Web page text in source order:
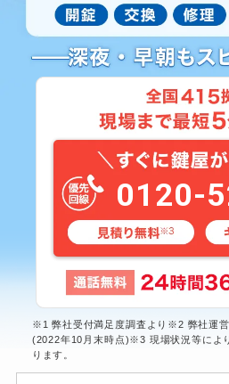
0120-
※1 弊社受付満足度調査より※2 弊社運
(2022年10月末時点)※3 現場状況等によ
ります。